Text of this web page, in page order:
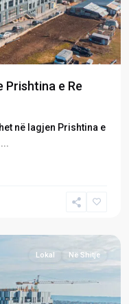
Prishtina e Re
në lagjen Prishtina e
...
Lokal Në Shitje